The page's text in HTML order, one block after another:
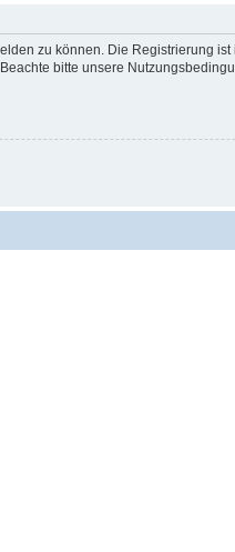
zu können. Die Registrierung
bitte unsere